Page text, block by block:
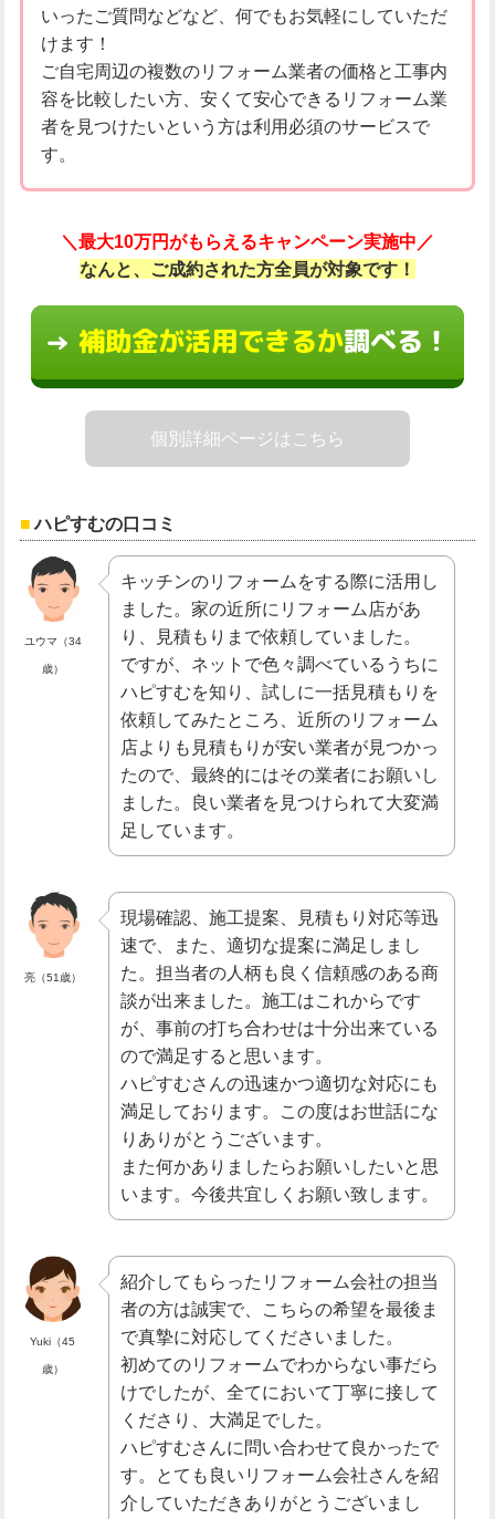
いったご質問などなど、何でもお気軽にしていただ
けます！
ご自宅周辺の複数のリフォーム業者の価格と工事内
容を比較したい方、安くて安心できるリフォーム業
者を見つけたいという方は利用必須のサービスで
す。
＼最大10万円がもらえるキャンペーン実施中／
なんと、ご成約された方全員が対象です！
→ 補助金が活用できるか調べる！
個別詳細ページはこちら
ハピすむの口コミ
ユウマ（34
歳）
キッチンのリフォームをする際に活用し
ました。家の近所にリフォーム店があ
り、見積もりまで依頼していました。
ですが、ネットで色々調べているうちに
ハピすむを知り、試しに一括見積もりを
依頼してみたところ、近所のリフォーム
店よりも見積もりが安い業者が見つかっ
たので、最終的にはその業者にお願いし
ました。良い業者を見つけられて大変満
足しています。
亮（51歳）
現場確認、施工提案、見積もり対応等迅
速で、また、適切な提案に満足しまし
た。担当者の人柄も良く信頼感のある商
談が出来ました。施工はこれからです
が、事前の打ち合わせは十分出来ている
ので満足すると思います。
ハピすむさんの迅速かつ適切な対応にも
満足しております。この度はお世話にな
りありがとうございます。
また何かありましたらお願いしたいと思
います。今後共宜しくお願い致します。
Yuki（45
歳）
紹介してもらったリフォーム会社の担当
者の方は誠実で、こちらの希望を最後ま
で真摯に対応してくださいました。
初めてのリフォームでわからない事だら
けでしたが、全てにおいて丁寧に接して
くださり、大満足でした。
ハピすむさんに問い合わせて良かったで
す。とても良いリフォーム会社さんを紹
介していただきありがとうございまし